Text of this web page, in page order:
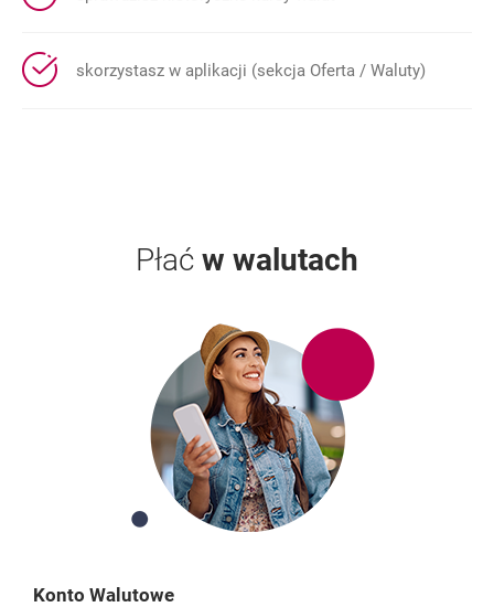
skorzystasz w aplikacji (sekcja Oferta / Waluty)
Płać w walutach
Konto Walutowe